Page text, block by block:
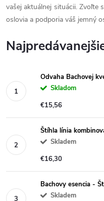
vašej aktuálnej situácii. Zvoľte
oslovia a podporia váš jemný
Odvaha Bachovej
Skladom
€15,56
Štíhla línia
Skladem
€16,30
Bachovy esencia -
Skladem